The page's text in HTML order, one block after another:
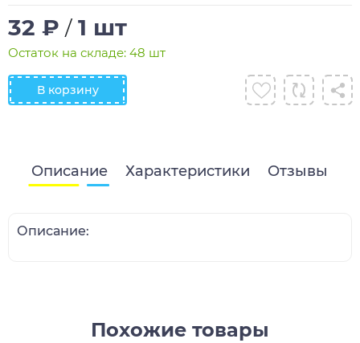
32 ₽ / 1 шт
Остаток на складе: 48 шт
В корзину
Описание Характеристики Отзывы
Описание:
Похожие товары